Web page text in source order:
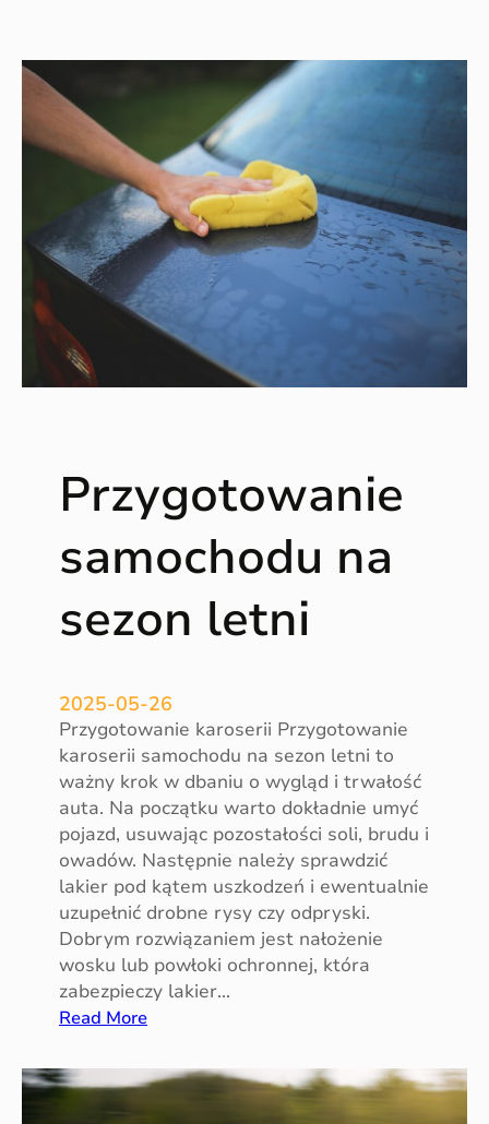
Przygotowanie
samochodu na
sezon letni
2025-05-26
Przygotowanie karoserii Przygotowanie
karoserii samochodu na sezon letni to
ważny krok w dbaniu o wygląd i trwałość
auta. Na początku warto dokładnie umyć
pojazd, usuwając pozostałości soli, brudu i
owadów. Następnie należy sprawdzić
lakier pod kątem uszkodzeń i ewentualnie
uzupełnić drobne rysy czy odpryski.
Dobrym rozwiązaniem jest nałożenie
wosku lub powłoki ochronnej, która
zabezpieczy lakier…
Read More:
r
z